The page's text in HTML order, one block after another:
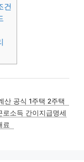
건
산 공식 1주택 2주택
소득 간이지급명세
료